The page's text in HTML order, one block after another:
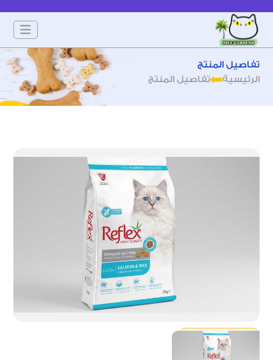
تفاصيل المنتج
الرئيسية
تفاصيل المنتج